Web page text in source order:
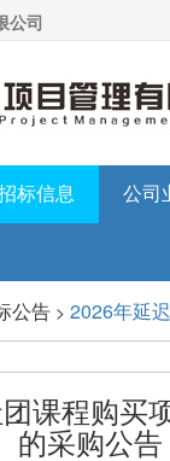
公司
标信息 公司
公告 > 2026年延
课程购买
的采购公告